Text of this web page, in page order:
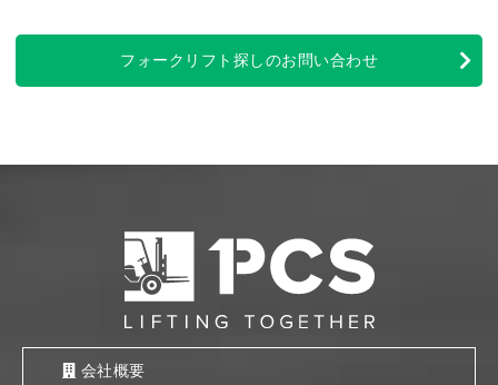
フォークリフト探しのお問い合わせ
会社概要